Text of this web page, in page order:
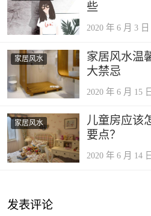
些
2020 年 6 月 3 日
家居风水
家居风水温
大禁忌
2020 年 6 月 15 日
家居风水
儿童房应该
要点？
2020 年 6 月 14 日
发表评论